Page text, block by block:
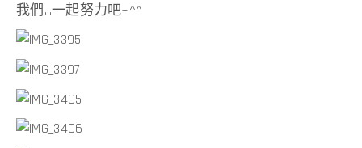
我們…一起努力吧~^^